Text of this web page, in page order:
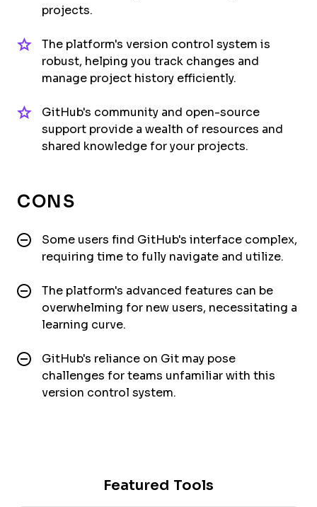
projects.
The platform's version control system is
robust, helping you track changes and
manage project history efficiently.
GitHub's community and open-source
support provide a wealth of resources and
shared knowledge for your projects.
CONS
Some users find GitHub's interface complex,
requiring time to fully navigate and utilize.
The platform's advanced features can be
overwhelming for new users, necessitating a
learning curve.
GitHub's reliance on Git may pose
challenges for teams unfamiliar with this
version control system.
Featured Tools